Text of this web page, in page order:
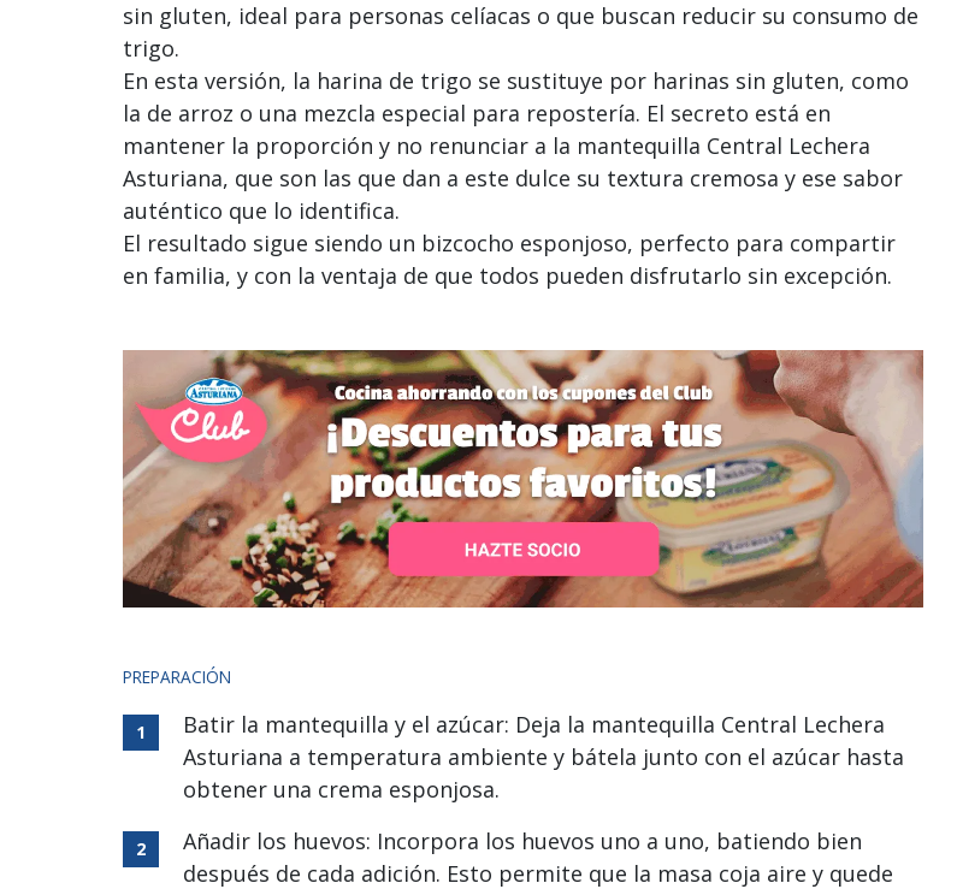
sin gluten, ideal para personas celíacas o que buscan reducir su consumo de
trigo.
En esta versión, la harina de trigo se sustituye por harinas sin gluten, como
la de arroz o una mezcla especial para repostería. El secreto está en
mantener la proporción y no renunciar a la mantequilla Central Lechera
Asturiana, que son las que dan a este dulce su textura cremosa y ese sabor
auténtico que lo identifica.
El resultado sigue siendo un bizcocho esponjoso, perfecto para compartir
en familia, y con la ventaja de que todos pueden disfrutarlo sin excepción.
PREPARACIÓN
Batir la mantequilla y el azúcar: Deja la mantequilla Central Lechera
Asturiana a temperatura ambiente y bátela junto con el azúcar hasta
obtener una crema esponjosa.
Añadir los huevos: Incorpora los huevos uno a uno, batiendo bien
después de cada adición. Esto permite que la masa coja aire y quede